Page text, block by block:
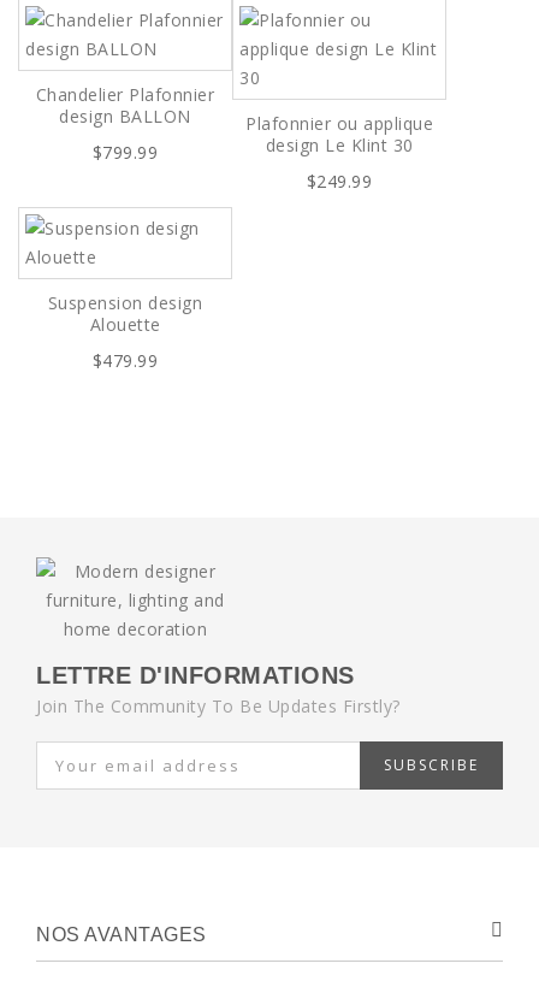
Chandelier Plafonnier
design BALLON
$799.99
Plafonnier ou applique
design Le Klint 30
$249.99
Suspension design
Alouette
$479.99
LETTRE D'INFORMATIONS
Join The Community To Be Updates Firstly?
SUBSCRIBE
NOS AVANTAGES